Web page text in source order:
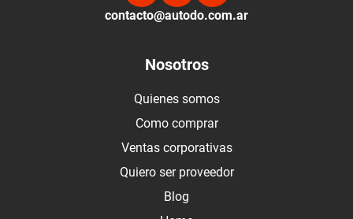
contacto@autodo.com.ar
Nosotros
Quienes somos
Como comprar
Ventas corporativas
Quiero ser proveedor
Blog